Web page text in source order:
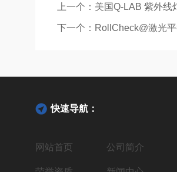
上一个： 美国Q-LAB 紫外线
下一个： RollCheck@激光
快速导航：
网站首页 公司简介